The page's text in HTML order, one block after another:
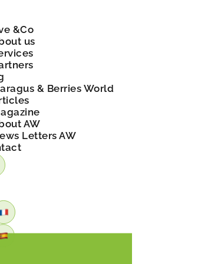
&Co
us
& Berries World
AW
Letters AW